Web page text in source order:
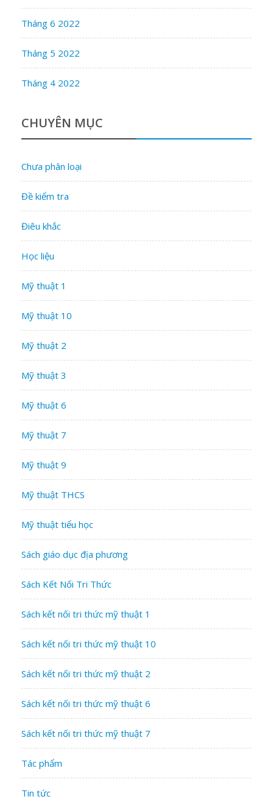
Tháng 6 2022
Tháng 5 2022
Tháng 4 2022
CHUYÊN MỤC
Chưa phân loại
Đề kiểm tra
Điêu khắc
Học liệu
Mỹ thuật 1
Mỹ thuật 10
Mỹ thuật 2
Mỹ thuật 3
Mỹ thuật 6
Mỹ thuật 7
Mỹ thuật 9
Mỹ thuật THCS
Mỹ thuật tiểu học
Sách giáo dục địa phương
Sách Kết Nối Tri Thức
Sách kết nối tri thức mỹ thuật 1
Sách kết nối tri thức mỹ thuật 10
Sách kết nối tri thức mỹ thuật 2
Sách kết nối tri thức mỹ thuật 6
Sách kết nối tri thức mỹ thuật 7
Tác phẩm
Tin tức